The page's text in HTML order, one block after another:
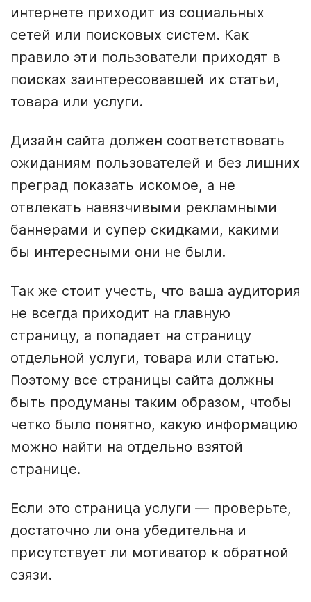
интернете приходит из социальных
сетей или поисковых систем. Как
правило эти пользователи приходят в
поисках заинтересовавшей их статьи,
товара или услуги.
Дизайн сайта должен соответствовать
ожиданиям пользователей и без лишних
преград показать искомое, а не
отвлекать навязчивыми рекламными
баннерами и супер скидками, какими
бы интересными они не были.
Так же стоит учесть, что ваша аудитория
не всегда приходит на главную
страницу, а попадает на страницу
отдельной услуги, товара или статью.
Поэтому все страницы сайта должны
быть продуманы таким образом, чтобы
четко было понятно, какую информацию
можно найти на отдельно взятой
странице.
Если это страница услуги — проверьте,
достаточно ли она убедительна и
присутствует ли мотиватор к обратной
сзязи.